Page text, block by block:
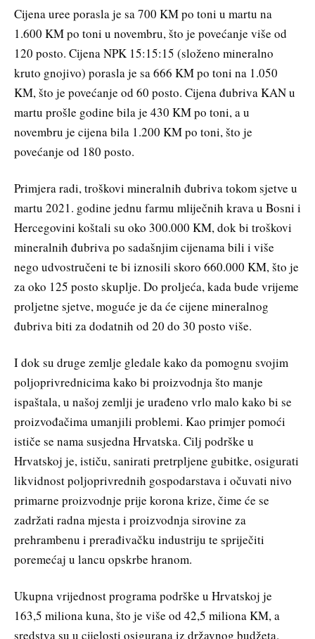
Cijena uree porasla je sa 700 KM po toni u martu na
1.600 KM po toni u novembru, što je povećanje više od
120 posto. Cijena NPK 15:15:15 (složeno mineralno
kruto gnojivo) porasla je sa 666 KM po toni na 1.050
KM, što je povećanje od 60 posto. Cijena đubriva KAN u
martu prošle godine bila je 430 KM po toni, a u
novembru je cijena bila 1.200 KM po toni, što je
povećanje od 180 posto.
Primjera radi, troškovi mineralnih đubriva tokom sjetve u
martu 2021. godine jednu farmu mliječnih krava u Bosni i
Hercegovini koštali su oko 300.000 KM, dok bi troškovi
mineralnih đubriva po sadašnjim cijenama bili i više
nego udvostručeni te bi iznosili skoro 660.000 KM, što je
za oko 125 posto skuplje. Do proljeća, kada bude vrijeme
proljetne sjetve, moguće je da će cijene mineralnog
đubriva biti za dodatnih od 20 do 30 posto više.
I dok su druge zemlje gledale kako da pomognu svojim
poljoprivrednicima kako bi proizvodnja što manje
ispaštala, u našoj zemlji je urađeno vrlo malo kako bi se
proizvođačima umanjili problemi. Kao primjer pomoći
ističe se nama susjedna Hrvatska. Cilj podrške u
Hrvatskoj je, ističu, sanirati pretrpljene gubitke, osigurati
likvidnost poljoprivrednih gospodarstava i očuvati nivo
primarne proizvodnje prije korona krize, čime će se
zadržati radna mjesta i proizvodnja sirovine za
prehrambenu i prerađivačku industriju te spriječiti
poremećaj u lancu opskrbe hranom.
Ukupna vrijednost programa podrške u Hrvatskoj je
163,5 miliona kuna, što je više od 42,5 miliona KM, a
sredstva su u cijelosti osigurana iz državnog budžeta.